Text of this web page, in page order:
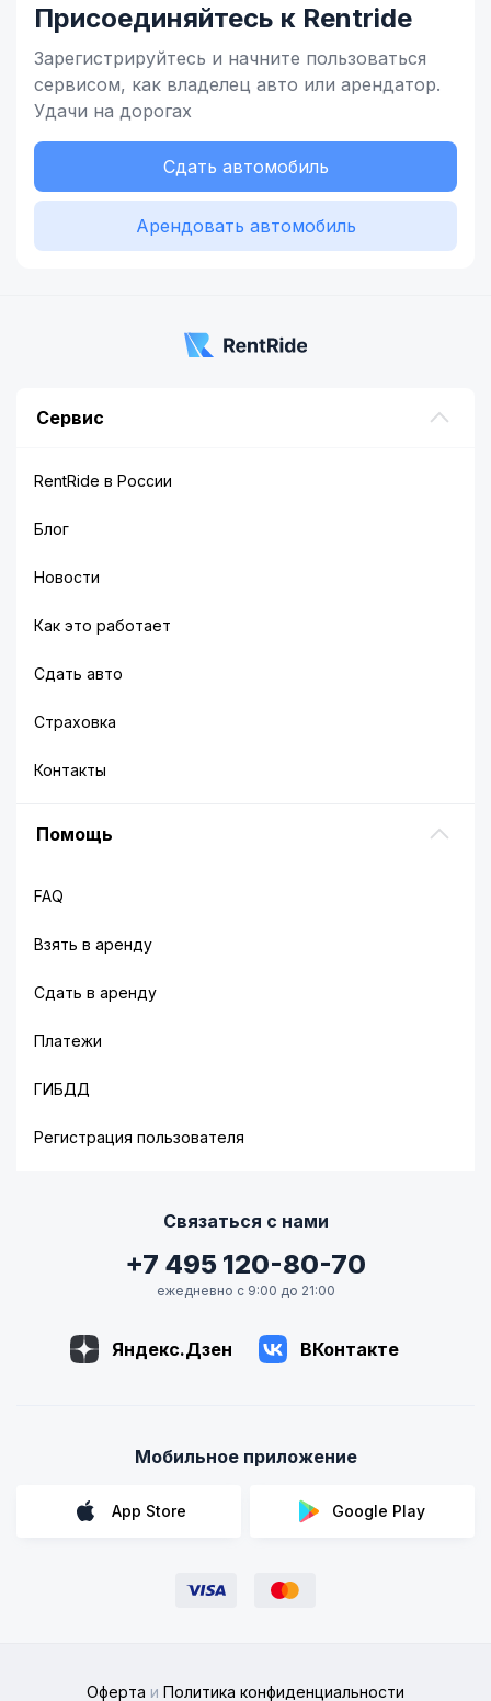
Присоединяйтесь к Rentride
Зарегистрируйтесь и начните пользоваться
сервисом, как владелец авто или арендатор.
Удачи на дорогах
Сдать автомобиль
Арендовать автомобиль
Сервис
RentRide в России
Блог
Новости
Как это работает
Сдать авто
Страховка
Контакты
Помощь
FAQ
Взять в аренду
Сдать в аренду
Платежи
ГИБДД
Регистрация пользователя
Связаться с нами
+7 495 120-80-70
ежедневно с 9:00 до 21:00
Яндекс.Дзен ВКонтакте
Мобильное приложение
App Store Google Play
Оферта и Политика конфиденциальности